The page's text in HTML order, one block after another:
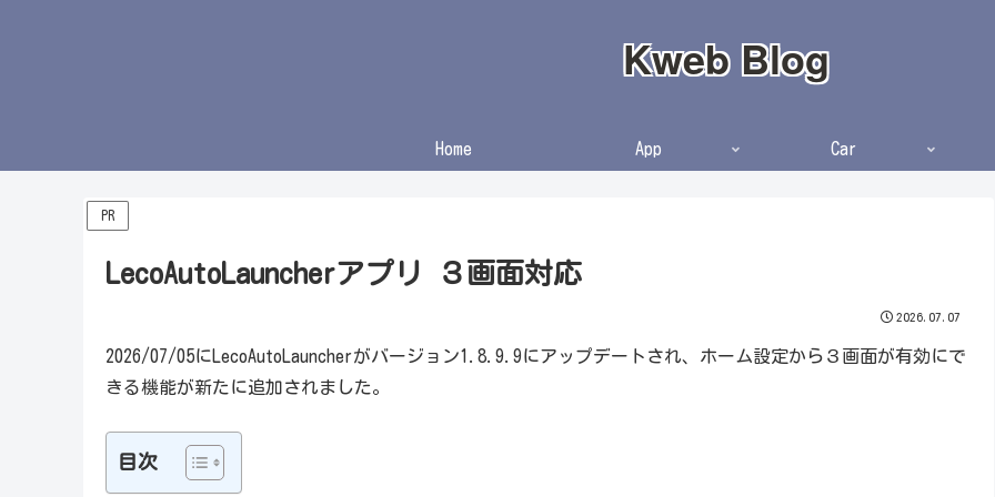
Kweb Blog
Home App Car
PR
LecoAutoLauncherアプリ ３画面対応
2026.07.07
2026/07/05にLecoAutoLauncherがバージョン1.8.9.9にアップデートされ、ホーム設定から３画面が有効にで
きる機能が新たに追加されました。
目次